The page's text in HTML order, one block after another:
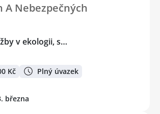
A Nebezpečných
v ekologii, s…
Kč Plný úvazek
března